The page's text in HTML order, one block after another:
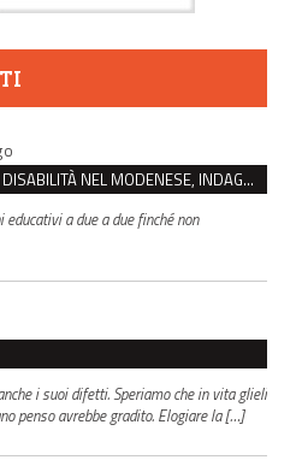
BULLISMO SU STUDENTE CON DISABILITÀ NEL MODENESE, INDAGATI DUE RAGAZZI DI 16 ANNI
a due a due finché non
i suoi difetti. Speriamo che in vita glieli
penso avrebbe gradito. Elogiare la […]